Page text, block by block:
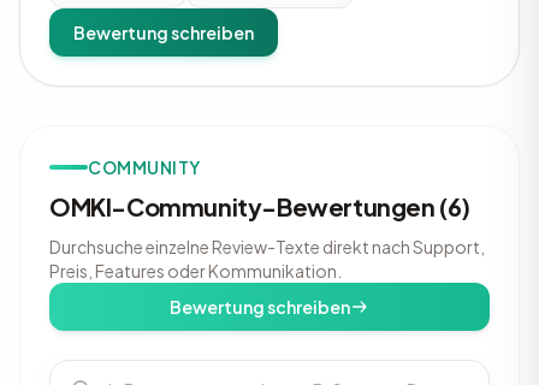
Bewertung schreiben
COMMUNITY
OMKI-Community-Bewertungen (6)
Durchsuche einzelne Review-Texte direkt nach Support,
Preis, Features oder Kommunikation.
Bewertung schreiben